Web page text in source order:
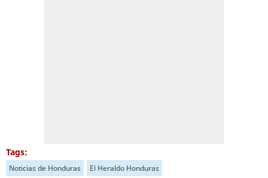
Tags:
Noticias de Honduras El Heraldo Honduras